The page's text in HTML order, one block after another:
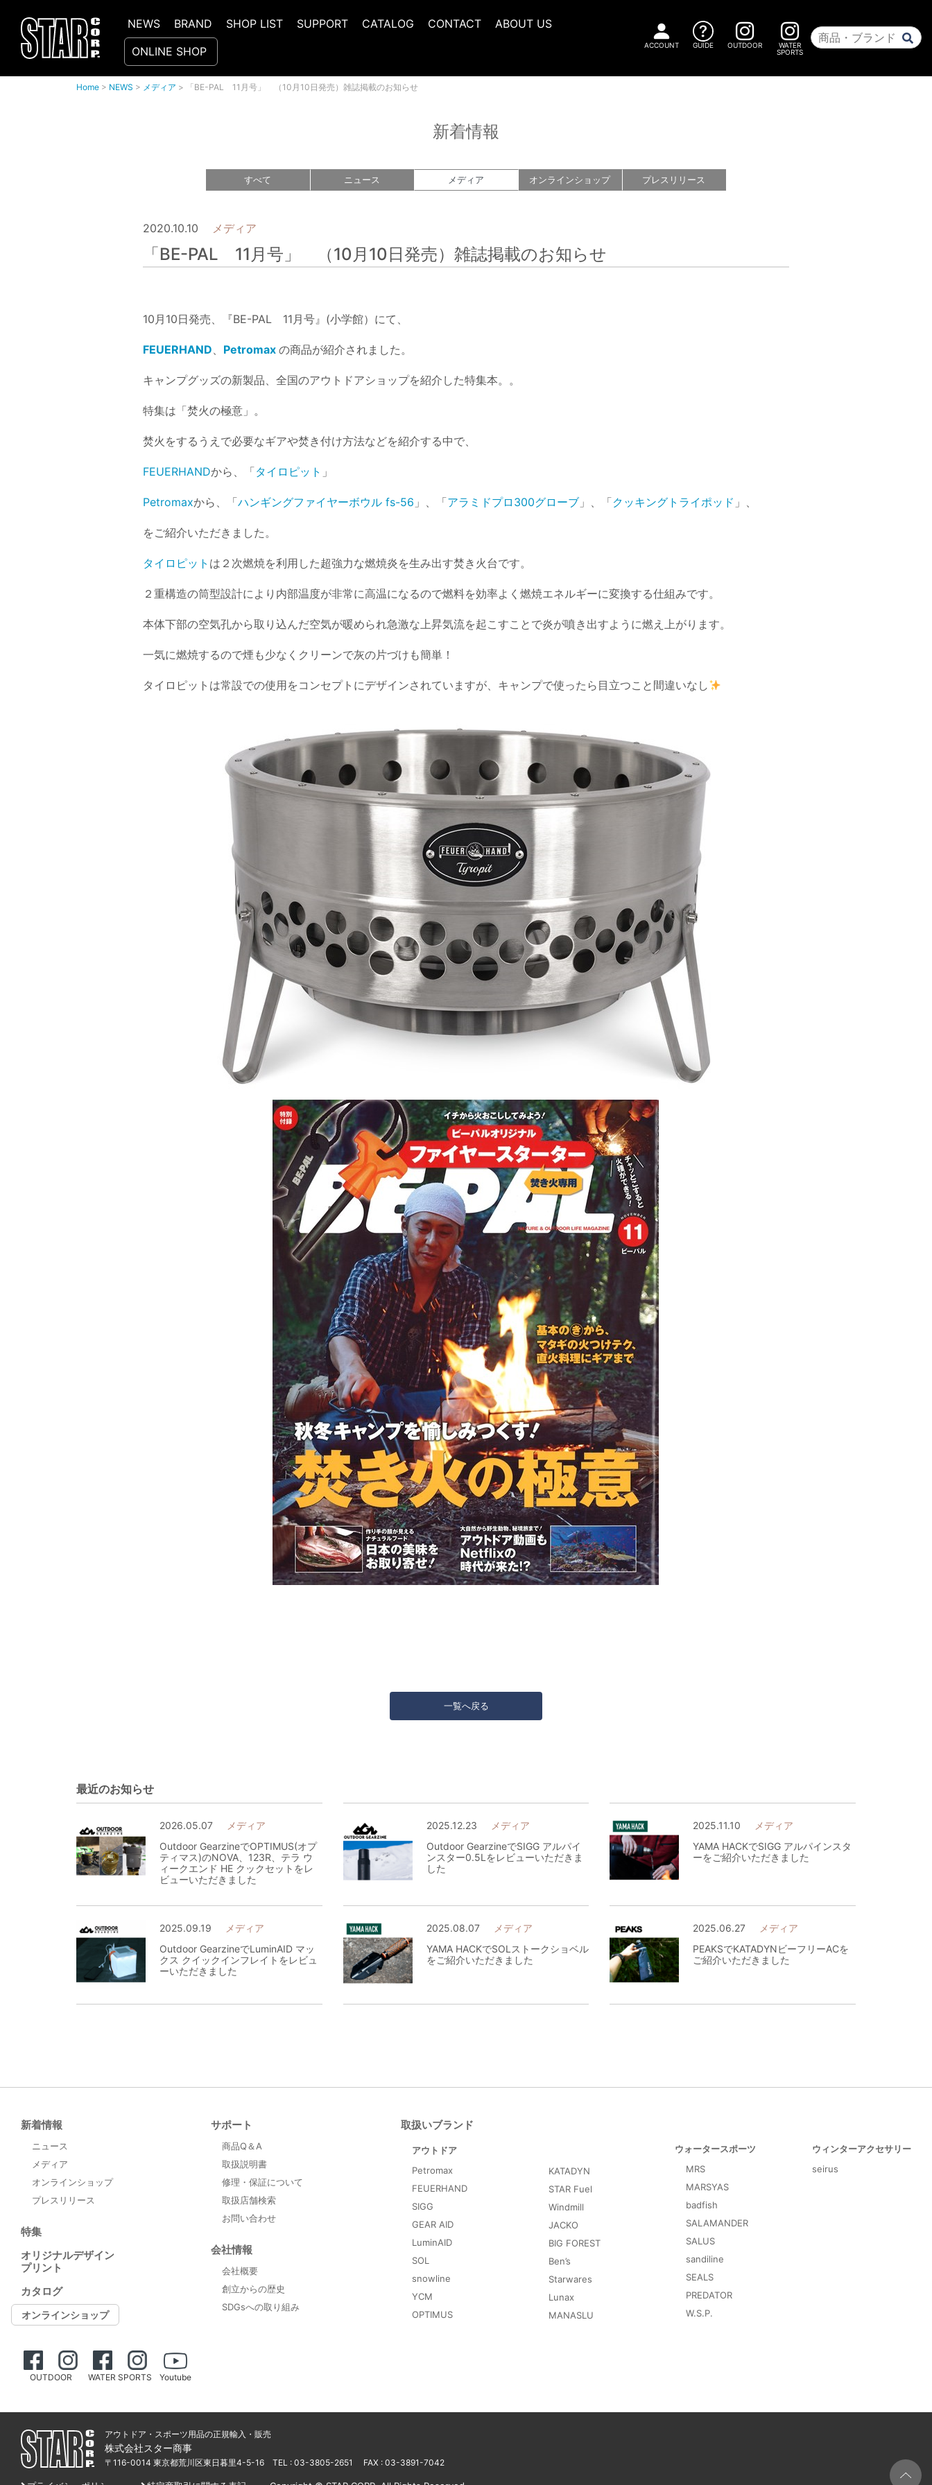
NEWS BRAND SHOP LIST SUPPORT CATALOG CONTACT
ABOUT US
ONLINE SHOP
ACCOUNT GUIDE OUTDOOR
WATER
SPORTS
Home > NEWS > メディア > 「BE-PAL 11月号」 （10月10日発売）雑誌掲載のお知らせ
新着情報
すべて ニュース メディア オンラインショップ プレス リリース
2020.10.10 メディア
「BE-PAL 11月号」 （10月10日発売）雑誌掲載のお知らせ
10月10日発売、『BE-PAL 11月号』(小学館）にて、
FEUERHAND、 Petromax の商品が紹介されました。
キャンプグッズの新製品、全国のアウトドアショップを紹介した特集本。。
特集は「焚火の極意」。
焚火をするうえで必要なギアや焚き付け方法などを紹介する中で、
FEUERHANDから、「タイロピット 」
Petromaxから、「ハンギングファイヤーボウル fs-56 」、「アラミドプロ300グローブ 」、「クッキングトライポッド 」、
をご紹介いただきました。
タイロピット は２次燃焼を利用した超強力な燃焼炎を生み出す焚き火台です。
２重構造の筒型設計により内部温度が非常に高温になるので燃料を効率よく燃焼エネルギーに変換する仕組みです。
本体下部の空気孔から取り込んだ空気が暖められ急激な上昇気流を起こすことで炎が噴き出すように燃え上がります。
一気に燃焼するので煙も少なくクリーンで灰の片づけも簡単！
タイロピットは常設での使用をコンセプトにデザインされていますが、キャンプで使ったら目立つこと間違いなし
一覧へ戻る
最近のお知らせ
2026.05.07
メディア
Outdoor GearzineでOPTIMUS(オプ
ティマス)のNOVA、123R、テラ ウ
ィークエンド HE クックセットをレ
ビューいただきました
2025.12.23
メディア
Outdoor GearzineでSIGG アルパイ
ンスター0.5Lをレビューいただきま
した
2025.11.10
メディア
YAMA HACKでSIGG アルパインスタ
ーをご紹介いただきました
2025.09.19
メディア
Outdoor GearzineでLuminAID マッ
クス クイックインフレイトをレビュ
ーいただきました
2025.08.07
メディア
YAMA HACKでSOLストークショベル
をご紹介いただきました
2025.06.27
メディア
PEAKSでKATADYNビーフリーACを
ご紹介いただきました
新着情報
ニュース
メディア
オンラインショップ
プレスリリース
特集
オリジナルデザイン
プリント
カタログ
オンラインショップ
サポート
商品Q＆A
取扱説明書
修理・保証について
取扱店舗検索
お問い合わせ
会社情報
会社概要
創立からの歴史
SDGsへの取り組み
OUTDOOR WATER SPORTS Youtube
取扱いブランド
アウトドア
Petromax
FEUERHAND
SIGG
GEAR AID
LuminAID
SOL
snowline
YCM
OPTIMUS
KATADYN
STAR Fuel
Windmill
JACKO
BIG FOREST
Ben’s
Starwares
Lunax
MANASLU
ウォータースポーツ
MRS
MARSYAS
badfish
SALAMANDER
SALUS
sandiline
SEALS
PREDATOR
W.S.P.
ウィンターアクセサリー
seirus
アウトドア・スポーツ用品の正規輸入・販売
株式会社スター商事
〒116-0014 東京都荒川区東日暮里4-5-16 TEL : 03-3805-2651 FAX : 03-3891-7042